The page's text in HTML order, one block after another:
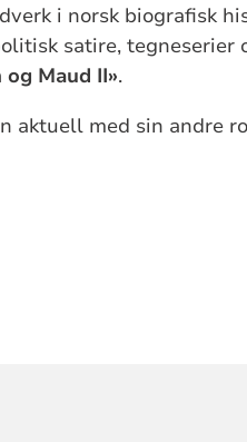
i norsk biografisk
satire,
Maud II».
aktuell med sin andre